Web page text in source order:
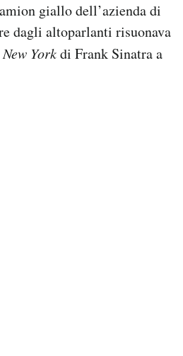
giallo dell’azienda di
dagli altoparlanti risuonava
Yorkdi Frank Sinatra a